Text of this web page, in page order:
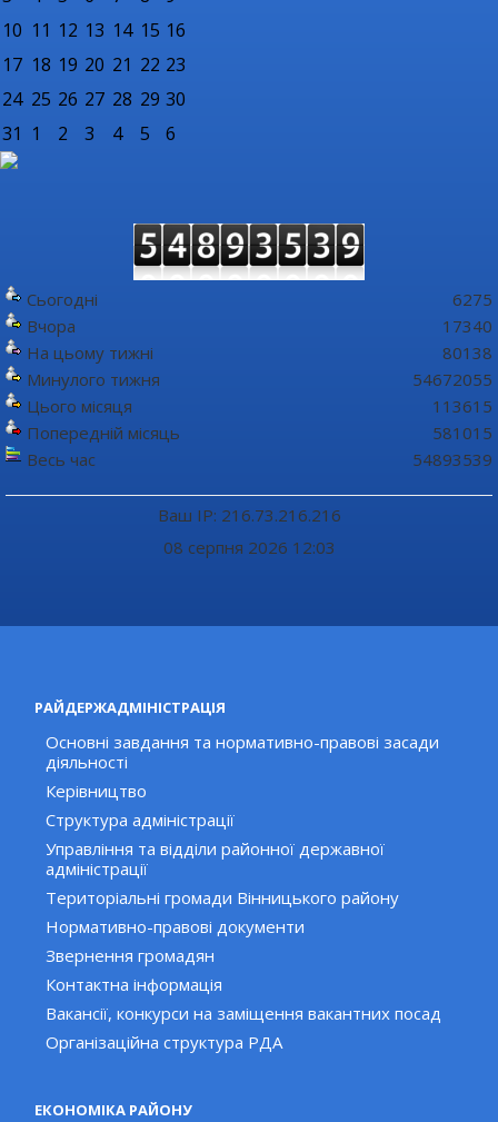
10 11 12 13 14 15 16
17 18 19 20 21 22 23
24 25 26 27 28 29 30
31 1 2 3 4 5 6
Сьогодні
Вчора
На цьому тижні
Минулого тижня
Цього місяця
Попередній місяць
Весь час
6275
17340
80138
54672055
113615
581015
54893539
Ваш IP: 216.73.216.216
08 серпня 2026 12:03
РАЙДЕРЖАДМІНІСТРАЦІЯ
Основні завдання та нормативно-правові засади
діяльності
Керівництво
Структура адміністрації
Управління та відділи районної державної
адміністрації
Територіальні громади Вінницького району
Нормативно-правові документи
Звернення громадян
Контактна інформація
Вакансії, конкурси на заміщення вакантних посад
Організаційна структура РДА
ЕКОНОМІКА РАЙОНУ